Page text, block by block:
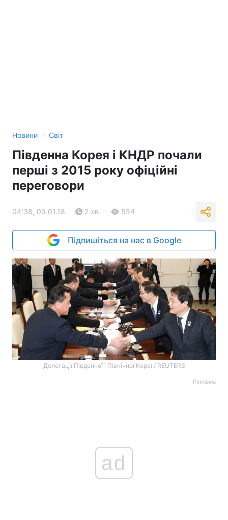
Новини › Світ
Південна Корея і КНДР почали
перші з 2015 року офіційні
переговори
04:38, 09.01.18 2 хв. 554
Підпишіться на нас в Google
Делегації Південної і Північної Кореї / REUTERS
Реклама
ad